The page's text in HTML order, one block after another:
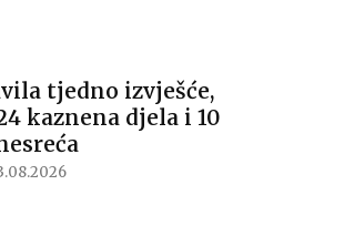
tjedno izvješće,
kaznena djela i 10